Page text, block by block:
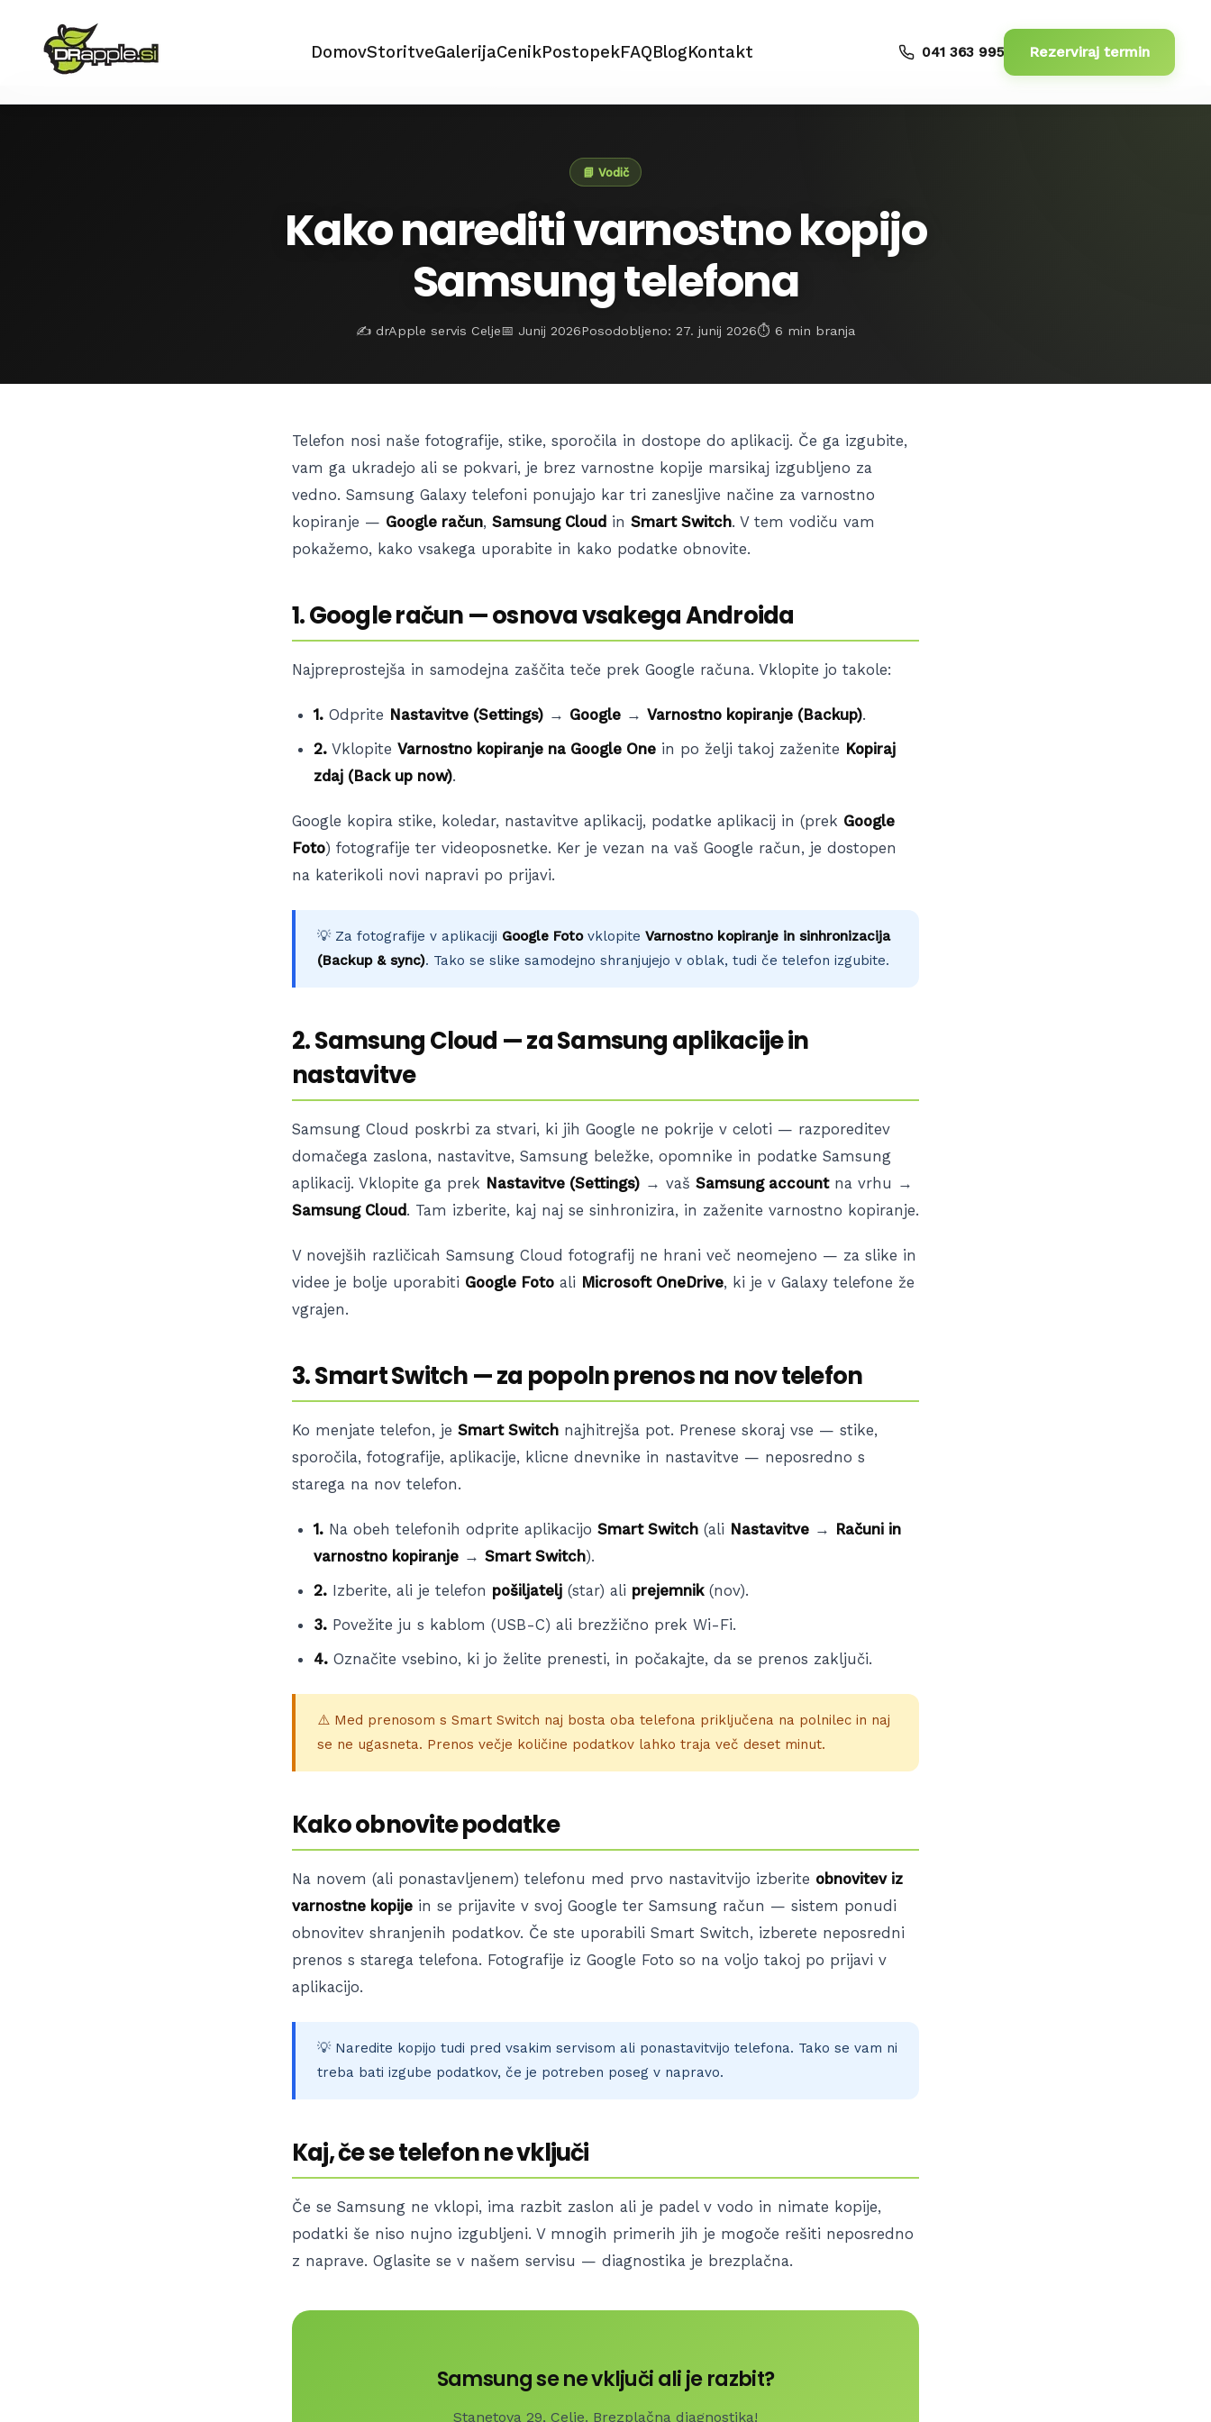
DomovStoritveGalerijaCenikPostopekFAQBlogKontakt 041 363 995 Rezerviraj termin
📘 Vodič
Kako narediti varnostno kopijo
Samsung telefona
✍️ drApple servis Celje📅 Junij 2026Posodobljeno: 27. junij 2026⏱️ 6 min branja
Telefon nosi naše fotografije, stike, sporočila in dostope do aplikacij. Če ga izgubite,
vam ga ukradejo ali se pokvari, je brez varnostne kopije marsikaj izgubljeno za
vedno. Samsung Galaxy telefoni ponujajo kar tri zanesljive načine za varnostno
kopiranje — Google račun, Samsung Cloud in Smart Switch. V tem vodiču vam
pokažemo, kako vsakega uporabite in kako podatke obnovite.
1. Google račun — osnova vsakega Androida
Najpreprostejša in samodejna zaščita teče prek Google računa. Vklopite jo takole:
1. Odprite Nastavitve (Settings) → Google → Varnostno kopiranje (Backup).
2. Vklopite Varnostno kopiranje na Google One in po želji takoj zaženite Kopiraj
zdaj (Back up now).
Google kopira stike, koledar, nastavitve aplikacij, podatke aplikacij in (prek Google
Foto) fotografije ter videoposnetke. Ker je vezan na vaš Google račun, je dostopen
na katerikoli novi napravi po prijavi.
💡 Za fotografije v aplikaciji Google Fotovklopite Varnostno kopiranje in sinhronizacija
(Backup & sync). Tako se slike samodejno shranjujejo v oblak, tudi če telefon izgubite.
2. Samsung Cloud — za Samsung aplikacije in
nastavitve
Samsung Cloud poskrbi za stvari, ki jih Google ne pokrije v celoti — razporeditev
domačega zaslona, nastavitve, Samsung beležke, opomnike in podatke Samsung
aplikacij. Vklopite ga prek Nastavitve (Settings) → vaš Samsung accountna vrhu →
Samsung Cloud. Tam izberite, kaj naj se sinhronizira, in zaženite varnostno kopiranje.
V novejših različicah Samsung Cloud fotografij ne hrani več neomejeno — za slike in
videe je bolje uporabiti Google Foto ali Microsoft OneDrive, ki je v Galaxy telefone že
vgrajen.
3. Smart Switch — za popoln prenos na nov telefon
Ko menjate telefon, je Smart Switch najhitrejša pot. Prenese skoraj vse — stike,
sporočila, fotografije, aplikacije, klicne dnevnike in nastavitve — neposredno s
starega na nov telefon.
1. Na obeh telefonih odprite aplikacijo Smart Switch (ali Nastavitve → Računi in
varnostno kopiranje → Smart Switch).
2. Izberite, ali je telefon pošiljatelj (star) ali prejemnik(nov).
3. Povežite ju s kablom (USB-C) ali brezžično prek Wi-Fi.
4. Označite vsebino, ki jo želite prenesti, in počakajte, da se prenos zaključi.
⚠️ Med prenosom s Smart Switch naj bosta oba telefona priključena na polnilec in naj
se ne ugasneta. Prenos večje količine podatkov lahko traja več deset minut.
Kako obnovite podatke
Na novem (ali ponastavljenem) telefonu med prvo nastavitvijo izberite obnovitev iz
varnostne kopije in se prijavite v svoj Google ter Samsung račun — sistem ponudi
obnovitev shranjenih podatkov. Če ste uporabili Smart Switch, izberete neposredni
prenos s starega telefona. Fotografije iz Google Foto so na voljo takoj po prijavi v
aplikacijo.
💡 Naredite kopijo tudi pred vsakim servisom ali ponastavitvijo telefona. Tako se vam ni
treba bati izgube podatkov, če je potreben poseg v napravo.
Kaj, če se telefon ne vključi
Če se Samsung ne vklopi, ima razbit zaslon ali je padel v vodo in nimate kopije,
podatki še niso nujno izgubljeni. V mnogih primerih jih je mogoče rešiti neposredno
z naprave. Oglasite se v našem servisu — diagnostika je brezplačna.
Samsung se ne vključi ali je razbit?
Stanetova 29, Celje. Brezplačna diagnostika!